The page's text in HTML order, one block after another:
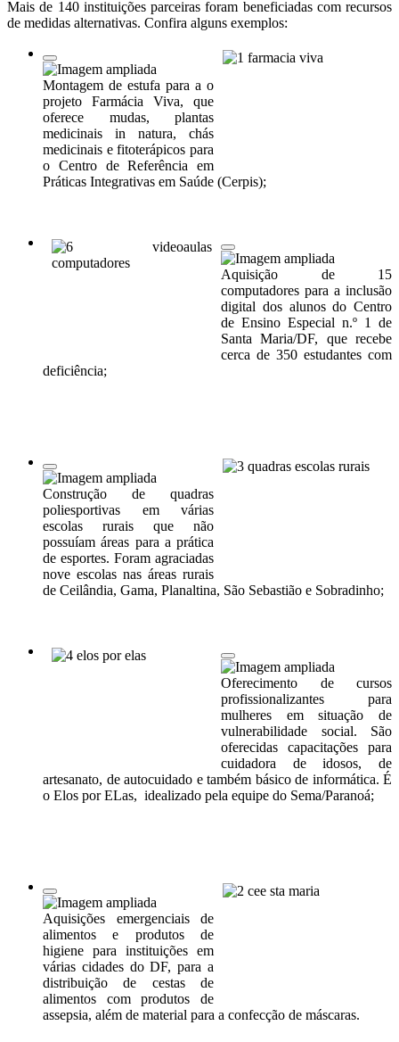
Mais de 140 instituições parceiras foram beneficiadas com recursos
de medidas alternativas. Confira alguns exemplos:
Montagem de estufa para a o
projeto Farmácia Viva, que
oferece mudas, plantas
medicinais in natura, chás
medicinais e fitoterápicos para
o Centro de Referência em
Práticas Integrativas em Saúde (Cerpis);
Aquisição de 15
computadores para a inclusão
digital dos alunos do Centro
de Ensino Especial n.º 1 de
Santa Maria/DF, que recebe
cerca de 350 estudantes com
deficiência;
Construção de quadras
poliesportivas em várias
escolas rurais que não
possuíam áreas para a prática
de esportes. Foram agraciadas
nove escolas nas áreas rurais
de Ceilândia, Gama, Planaltina, São Sebastião e Sobradinho;
Oferecimento de cursos
profissionalizantes para
mulheres em situação de
vulnerabilidade social. São
oferecidas capacitações para
cuidadora de idosos, de
artesanato, de autocuidado e também básico de informática. É
o Elos por ELas, idealizado pela equipe do Sema/Paranoá;
Aquisições emergenciais de
alimentos e produtos de
higiene para instituições em
várias cidades do DF, para a
distribuição de cestas de
alimentos com produtos de
assepsia, além de material para a confecção de máscaras.